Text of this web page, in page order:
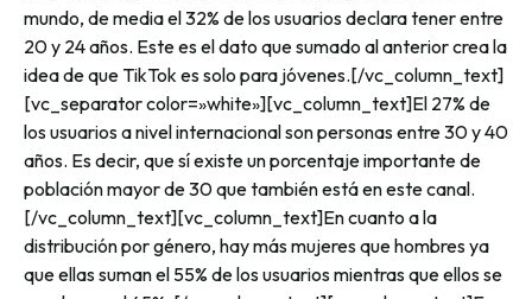
mundo, de media el 32% de los usuarios declara tener entre
20 y 24 años. Este es el dato que sumado al anterior crea la
idea de que TikTok es solo para jóvenes.[/vc_column_text]
[vc_separator color=»white»][vc_column_text]El 27% de
los usuarios a nivel internacional son personas entre 30 y 40
años. Es decir, que sí existe un porcentaje importante de
población mayor de 30 que también está en este canal.
[/vc_column_text][vc_column_text]En cuanto a la
distribución por género, hay más mujeres que hombres ya
que ellas suman el 55% de los usuarios mientras que ellos se